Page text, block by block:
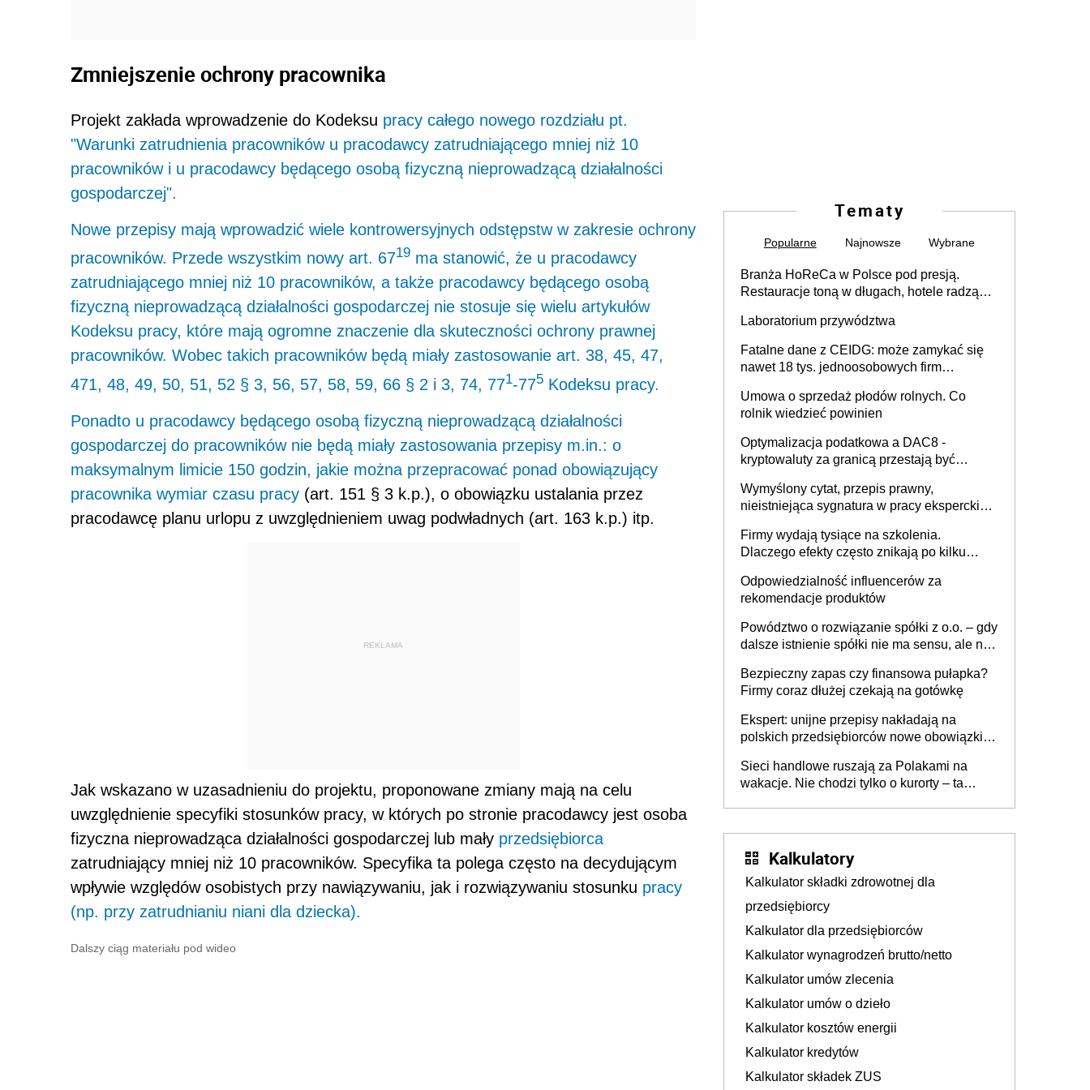
Zmniejszenie ochrony pracownika
Projekt zakłada wprowadzenie do Kodeksu pracy całego nowego rozdziału pt.
"Warunki zatrudnienia pracowników u pracodawcy zatrudniającego mniej niż 10
pracowników i u pracodawcy będącego osobą fizyczną nieprowadzącą działalności
gospodarczej".
Nowe przepisy mają wprowadzić wiele kontrowersyjnych odstępstw w zakresie ochrony
pracowników. Przede wszystkim nowy art. 6719 ma stanowić, że u pracodawcy
zatrudniającego mniej niż 10 pracowników, a także pracodawcy będącego osobą
fizyczną nieprowadzącą działalności gospodarczej nie stosuje się wielu artykułów
Kodeksu pracy, które mają ogromne znaczenie dla skuteczności ochrony prawnej
pracowników. Wobec takich pracowników będą miały zastosowanie art. 38, 45, 47,
471, 48, 49, 50, 51, 52 § 3, 56, 57, 58, 59, 66 § 2 i 3, 74, 771-775 Kodeksu pracy.
Ponadto u pracodawcy będącego osobą fizyczną nieprowadzącą działalności
gospodarczej do pracowników nie będą miały zastosowania przepisy m.in.: o
maksymalnym limicie 150 godzin, jakie można przepracować ponad obowiązujący
pracownika wymiar czasu pracy (art. 151 § 3 k.p.), o obowiązku ustalania przez
pracodawcę planu urlopu z uwzględnieniem uwag podwładnych (art. 163 k.p.) itp.
REKLAMA
Jak wskazano w uzasadnieniu do projektu, proponowane zmiany mają na celu
uwzględnienie specyfiki stosunków pracy, w których po stronie pracodawcy jest osoba
fizyczna nieprowadząca działalności gospodarczej lub mały przedsiębiorca
zatrudniający mniej niż 10 pracowników. Specyfika ta polega często na decydującym
wpływie względów osobistych przy nawiązywaniu, jak i rozwiązywaniu stosunku pracy
(np. przy zatrudnianiu niani dla dziecka).
Dalszy ciąg materiału pod wideo
Tematy
Popularne Najnowsze Wybrane
Branża HoReCa w Polsce pod presją.
Restauracje toną w długach, hotele radzą
Laboratorium przywództwa
Fatalne dane z CEIDG: może zamykać się
nawet 18 tys. jednoosobowych firm
Umowa o sprzedaż płodów rolnych. Co
rolnik wiedzieć powinien
Optymalizacja podatkowa a DAC8 -
kryptowaluty za granicą przestają być
Wymyślony cytat, przepis prawny,
nieistniejąca sygnatura w pracy eksperckiej -
firmie
Firmy wydają tysiące na szkolenia.
Dlaczego efekty często znikają po kilku
Odpowiedzialność influencerów za
rekomendacje produktów
Powództwo o rozwiązanie spółki z o.o. – gdy
dalsze istnienie spółki nie ma sensu, ale nie
Bezpieczny zapas czy finansowa pułapka?
Firmy coraz dłużej czekają na gotówkę
Ekspert: unijne przepisy nakładają na
polskich przedsiębiorców nowe obowiązki w
Sieci handlowe ruszają za Polakami na
wakacje. Nie chodzi tylko o kurorty – ta
Kalkulatory
Kalkulator składki zdrowotnej dla
przedsiębiorcy
Kalkulator dla przedsiębiorców
Kalkulator wynagrodzeń brutto/netto
Kalkulator umów zlecenia
Kalkulator umów o dzieło
Kalkulator kosztów energii
Kalkulator kredytów
Kalkulator składek ZUS